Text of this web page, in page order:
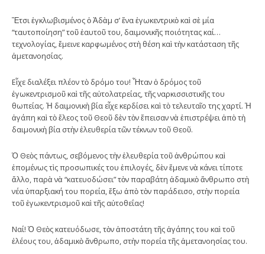
Ἔτσι ἐγκλωβισμένος ὁ Ἀδὰμ σ’ ἕνα ἐγωκεντρικὸ καὶ σὲ μία
“ταυτοποίηση” τοῦ ἑαυτοῦ του, δαιμονικῆς ποιότητας καί…
τεχνολογίας, ἔμεινε καρφωμένος στὴ θέση καὶ τὴν κατάσταση τῆς
ἀμετανοησίας.
Εἶχε διαλέξει πλέον τὸ δρόμο του! Ἦταν ὁ δρόμος τοῦ
ἐγωκεντρισμοῦ καὶ τῆς αὐτολατρείας, τῆς ναρκισσιστικῆς του
θωπείας. Ἡ δαιμονικὴ βία εἶχε κερδίσει καὶ τὸ τελευταῖο της χαρτί. Ἡ
ἀγάπη καὶ τὸ ἔλεος τοῦ Θεοῦ δὲν τὸν ἔπεισαν νὰ ἐπιστρέψει ἀπὸ τὴ
δαιμονικὴ βία στὴν ἐλευθερία τῶν τέκνων τοῦ Θεοῦ.
Ὁ Θεὸς πάντως, σεβόμενος τὴν ἐλευθερία τοῦ ἀνθρώπου καὶ
ἑπομένως τὶς προσωπικές του ἐπιλογές, δὲν ἔμενε νὰ κάνει τίποτε
ἄλλο, παρὰ νὰ “κατευοδώσει” τὸν παραβάτη ἀδαμικὸ ἄνθρωπο στὴ
νέα ὑπαρξιακή του πορεία, ἔξω ἀπὸ τὸν παράδεισο, στὴν πορεία
τοῦ ἐγωκεντρισμοῦ καὶ τῆς αὐτοθεΐας!
Ναί! Ὁ Θεὸς κατευόδωσε, τὸν ἀποστάτη τῆς ἀγάπης του καὶ τοῦ
ἐλέους του, ἀδαμικὸ ἄνθρωπο, στὴν πορεία τῆς ἀμετανοησίας του.